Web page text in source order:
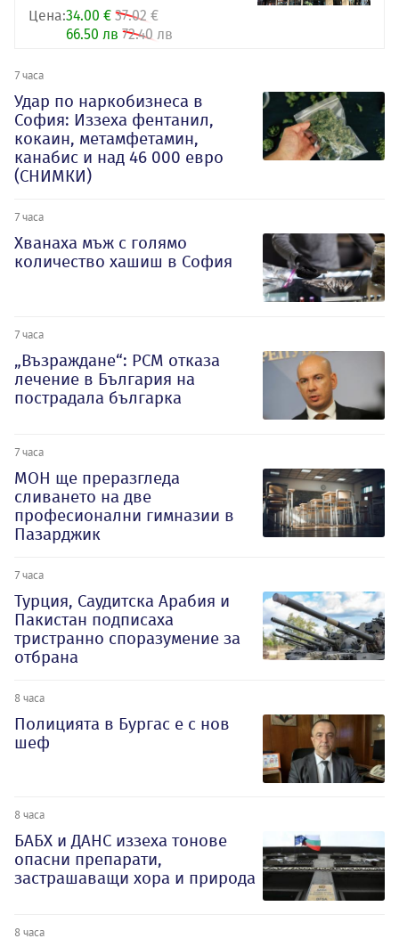
Цена:34.00 € 37.02 €
66.50 лв 72.40 лв
7 часа
Удар по наркобизнеса в
София: Иззеха фентанил,
кокаин, метамфетамин,
канабис и над 46 000 евро
(СНИМКИ)
7 часа
Хванаха мъж с голямо
количество хашиш в София
7 часа
„Възраждане“: РСМ отказа
лечение в България на
пострадала българка
7 часа
МОН ще преразгледа
сливането на две
професионални гимназии в
Пазарджик
7 часа
Турция, Саудитска Арабия и
Пакистан подписаха
тристранно споразумение за
отбрана
8 часа
Полицията в Бургас е с нов
шеф
8 часа
БАБХ и ДАНС иззеха тонове
опасни препарати,
застрашаващи хора и природа
8 часа